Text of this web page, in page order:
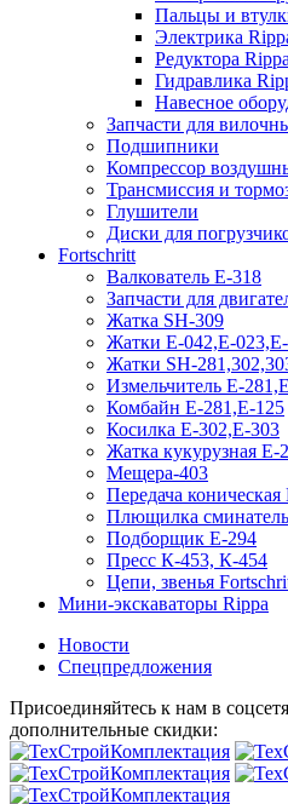
Пальцы и
Электрика
Редуктора Rippa
Гидравлика
Навесное
Запчасти для
Подшипники
Компрессор
Трансмиссия и
Глушители
Диски для
Fortschritt
Валкователь Е-318
Запчасти для
Жатка SH-309
Жатки Е-042,Е-
Жатки SH-
Измельчитель Е-
Комбайн Е-281,Е-125
Косилка Е-302,Е-303
Жатка кукурузная Е-
Мещера-403
Передача
Плющилка
Подборщик Е-294
Пресс К-453, К-454
Цепи, звенья
Мини-экскаваторы Rippa
Новости
Спецпредложения
Присоединяйтесь к нам в
дополнительные скидки: